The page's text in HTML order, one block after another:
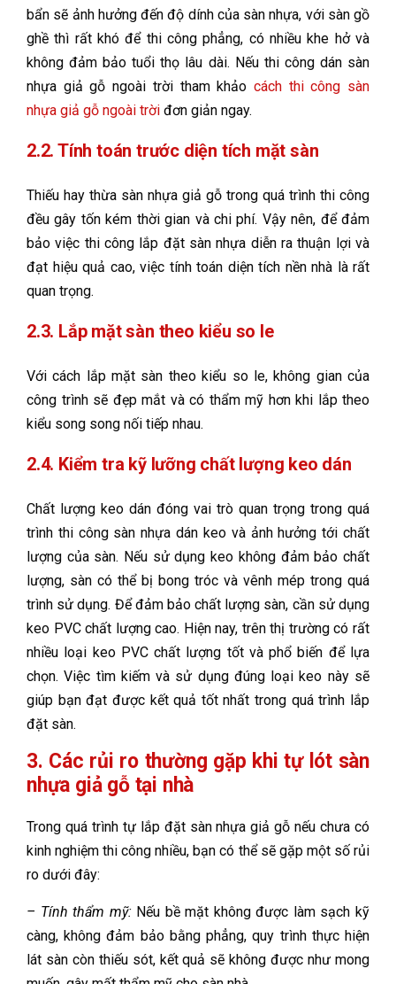
bẩn sẽ ảnh hưởng đến độ dính của sàn nhựa, với sàn gồ
ghề thì rất khó để thi công phẳng, có nhiều khe hở và
không đảm bảo tuổi thọ lâu dài. Nếu thi công dán sàn
nhựa giả gỗ ngoài trời tham khảo cách thi công sàn
nhựa giả gỗ ngoài trời đơn giản ngay.
2.2. Tính toán trước diện tích mặt sàn
Thiếu hay thừa sàn nhựa giả gỗ trong quá trình thi công
đều gây tốn kém thời gian và chi phí. Vậy nên, để đảm
bảo việc thi công lắp đặt sàn nhựa diễn ra thuận lợi và
đạt hiệu quả cao, việc tính toán diện tích nền nhà là rất
quan trọng.
2.3. Lắp mặt sàn theo kiểu so le
Với cách lắp mặt sàn theo kiểu so le, không gian của
công trình sẽ đẹp mắt và có thẩm mỹ hơn khi lắp theo
kiểu song song nối tiếp nhau.
2.4. Kiểm tra kỹ lưỡng chất lượng keo dán
Chất lượng keo dán đóng vai trò quan trọng trong quá
trình thi công sàn nhựa dán keo và ảnh hưởng tới chất
lượng của sàn. Nếu sử dụng keo không đảm bảo chất
lượng, sàn có thể bị bong tróc và vênh mép trong quá
trình sử dụng. Để đảm bảo chất lượng sàn, cần sử dụng
keo PVC chất lượng cao. Hiện nay, trên thị trường có rất
nhiều loại keo PVC chất lượng tốt và phổ biến để lựa
chọn. Việc tìm kiếm và sử dụng đúng loại keo này sẽ
giúp bạn đạt được kết quả tốt nhất trong quá trình lắp
đặt sàn.
3. Các rủi ro thường gặp khi tự lót sàn
nhựa giả gỗ tại nhà
Trong quá trình tự lắp đặt sàn nhựa giả gỗ nếu chưa có
kinh nghiệm thi công nhiều, bạn có thể sẽ gặp một số rủi
ro dưới đây:
– Tính thẩm mỹ:Nếu bề mặt không được làm sạch kỹ
càng, không đảm bảo bằng phẳng, quy trình thực hiện
lát sàn còn thiếu sót, kết quả sẽ không được như mong